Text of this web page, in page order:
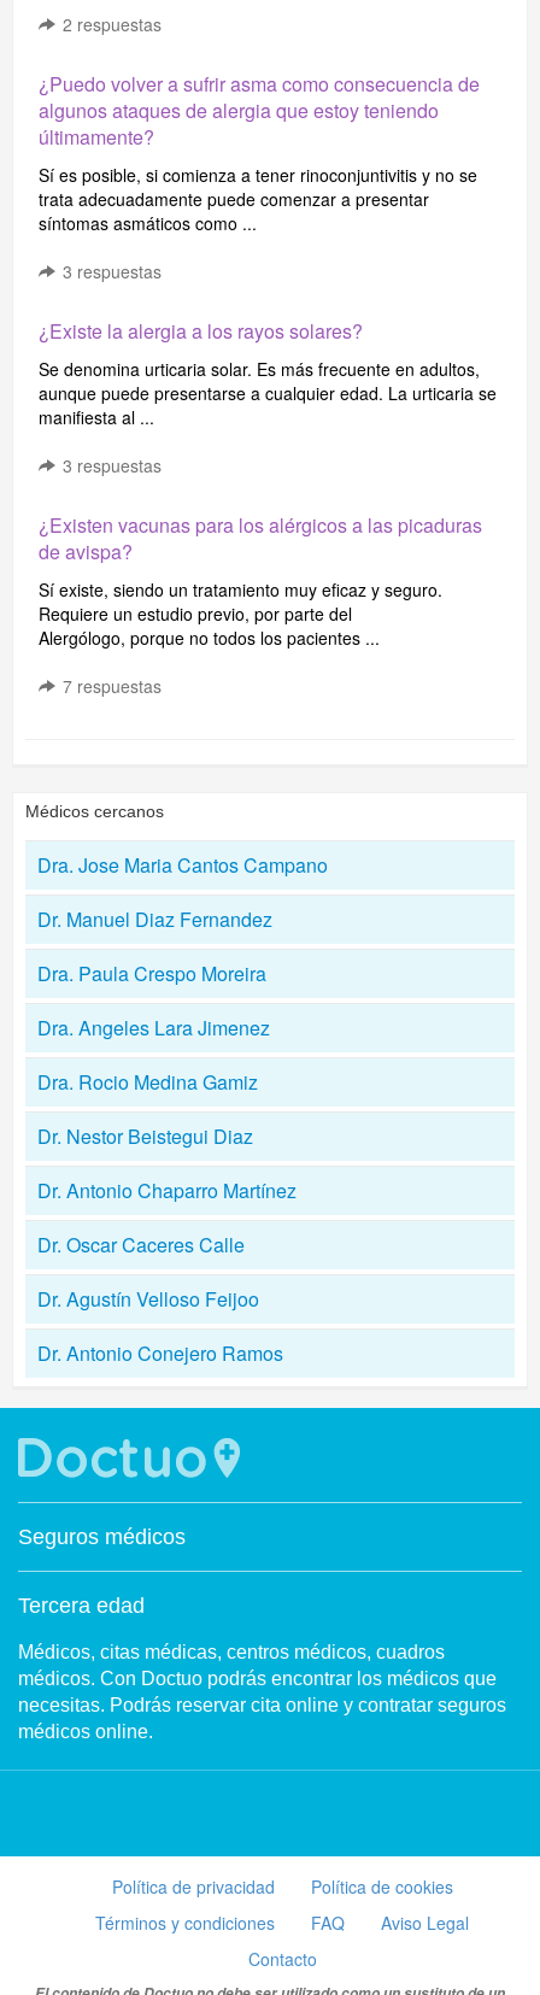
2 respuestas
¿Puedo volver a sufrir asma como consecuencia de
algunos ataques de alergia que estoy teniendo
últimamente?
Sí es posible, si comienza a tener rinoconjuntivitis y no se
trata adecuadamente puede comenzar a presentar
síntomas asmáticos como ...
3 respuestas
¿Existe la alergia a los rayos solares?
Se denomina urticaria solar. Es más frecuente en adultos,
aunque puede presentarse a cualquier edad. La urticaria se
manifiesta al ...
3 respuestas
¿Existen vacunas para los alérgicos a las picaduras
de avispa?
Sí existe, siendo un tratamiento muy eficaz y seguro.
Requiere un estudio previo, por parte del
Alergólogo, porque no todos los pacientes ...
7 respuestas
Médicos cercanos
Dra. Jose Maria Cantos Campano
Dr. Manuel Diaz Fernandez
Dra. Paula Crespo Moreira
Dra. Angeles Lara Jimenez
Dra. Rocio Medina Gamiz
Dr. Nestor Beistegui Diaz
Dr. Antonio Chaparro Martínez
Dr. Oscar Caceres Calle
Dr. Agustín Velloso Feijoo
Dr. Antonio Conejero Ramos
Seguros médicos
Tercera edad
Médicos, citas médicas, centros médicos, cuadros
médicos. Con Doctuo podrás encontrar los médicos que
necesitas. Podrás reservar cita online y contratar seguros
médicos online.
Política de privacidad
Política de cookies
Términos y condiciones
FAQ
Aviso Legal
Contacto